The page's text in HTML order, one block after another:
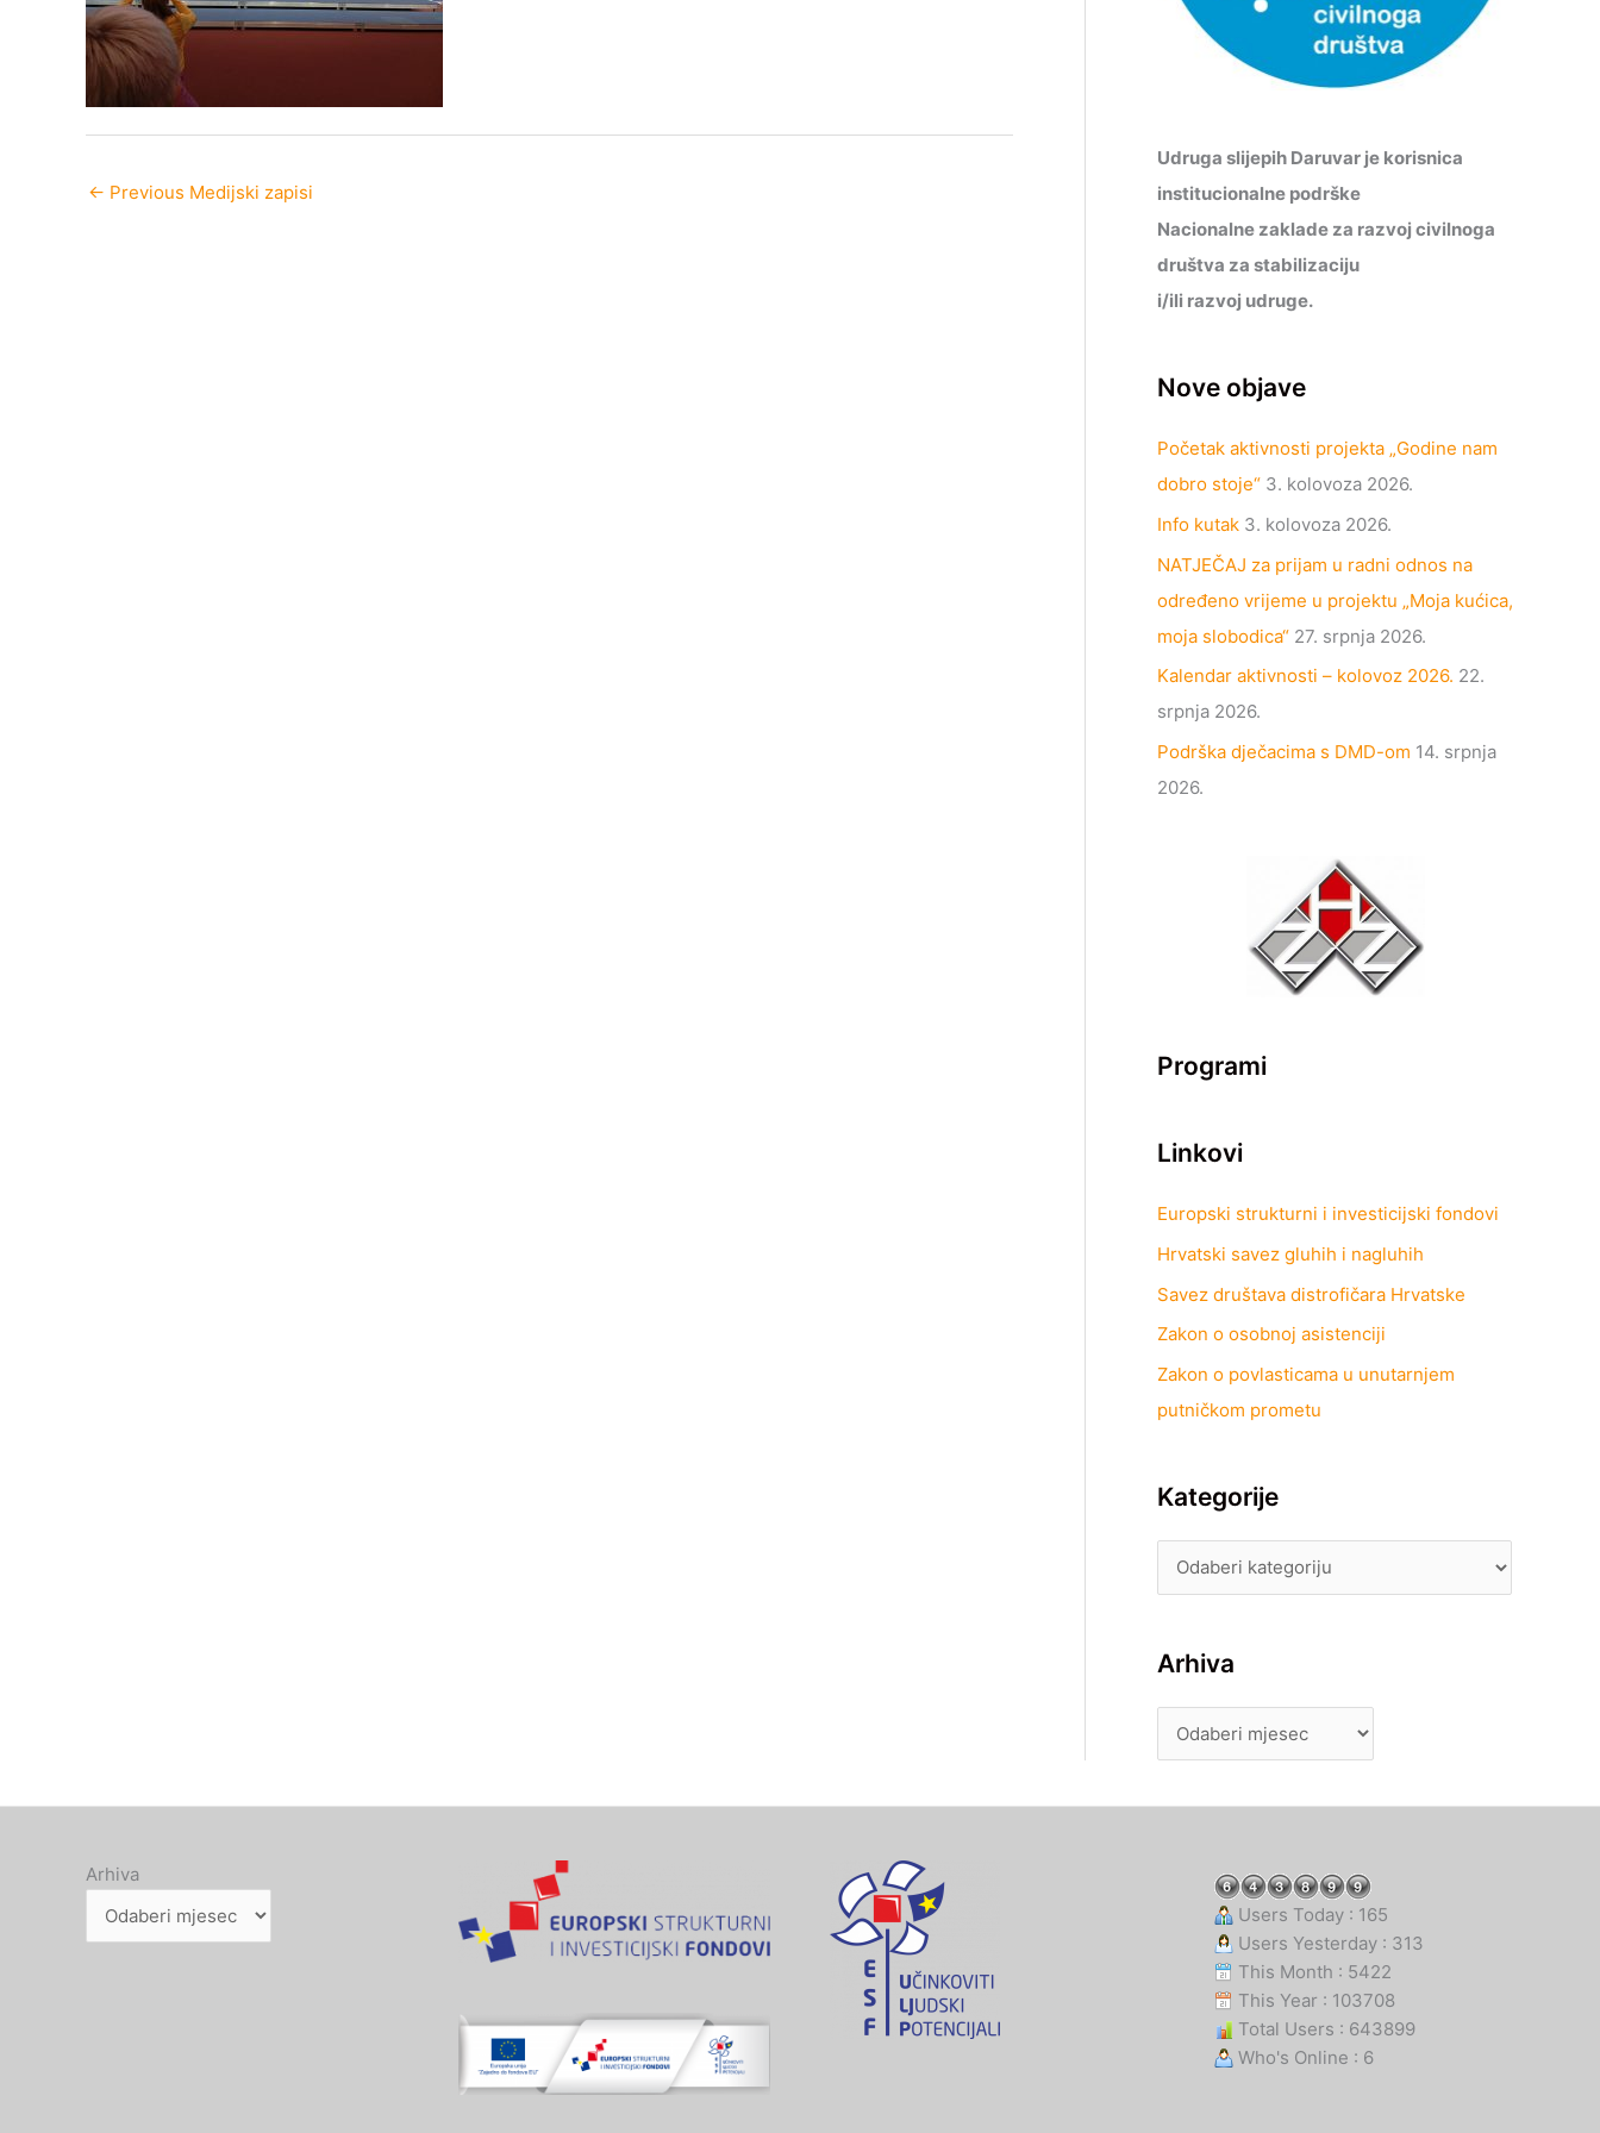
← Previous Medijski zapisi
Udruga slijepih Daruvar je korisnica
institucionalne podrške
Nacionalne zaklade za razvoj civilnoga
društva za stabilizaciju
i/ili razvoj udruge.
Nove objave
Početak aktivnosti projekta „Godine nam
dobro stoje“ 3. kolovoza 2026.
Info kutak 3. kolovoza 2026.
NATJEČAJ za prijam u radni odnos na
određeno vrijeme u projektu „Moja kućica,
moja slobodica“ 27. srpnja 2026.
Kalendar aktivnosti – kolovoz 2026. 22.
srpnja 2026.
Podrška dječacima s DMD-om 14. srpnja
2026.
Programi
Linkovi
Europski strukturni i investicijski fondovi
Hrvatski savez gluhih i nagluhih
Savez društava distrofičara Hrvatske
Zakon o osobnoj asistenciji
Zakon o povlasticama u unutarnjem
putničkom prometu
Kategorije
Arhiva
Arhiva
Users Today : 165
Users Yesterday : 313
This Month : 5422
This Year : 103708
Total Users : 643899
Who's Online : 6